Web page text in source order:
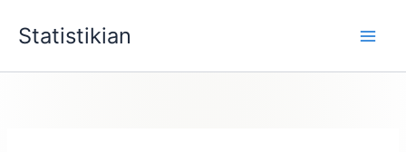
Statistikian